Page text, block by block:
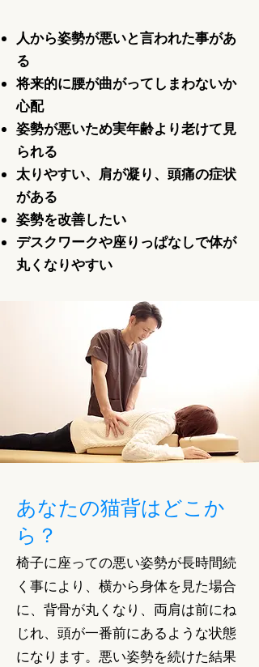
人から姿勢が悪いと言われた事があ
る
将来的に腰が曲がってしまわないか
心配
姿勢が悪いため実年齢より老けて見
られる
太りやすい、肩が凝り、頭痛の症状
がある
姿勢を改善したい
デスクワークや座りっぱなしで体が
丸くなりやすい
あなたの猫背はどこか
ら？
椅子に座っての悪い姿勢が長時間続
く事により、横から身体を見た場合
に、背骨が丸くなり、両肩は前にね
じれ、頭が一番前にあるような状態
になります。悪い姿勢を続けた結果